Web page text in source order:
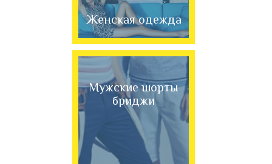
Женская одежда
Мужские шорты
бриджи